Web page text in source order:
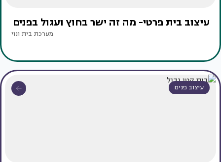
עיצוב בית פרטי- מה זה ישר בחוץ ועגול בפנים
מערכת בית ונוי
עיצוב פנים